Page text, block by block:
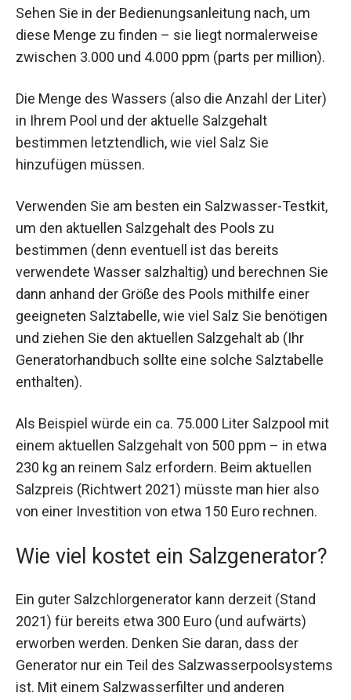
Sehen Sie in der Bedienungsanleitung nach, um
diese Menge zu finden – sie liegt normalerweise
zwischen 3.000 und 4.000 ppm (parts per million).
Die Menge des Wassers (also die Anzahl der Liter)
in Ihrem Pool und der aktuelle Salzgehalt
bestimmen letztendlich, wie viel Salz Sie
hinzufügen müssen.
Verwenden Sie am besten ein Salzwasser-Testkit,
um den aktuellen Salzgehalt des Pools zu
bestimmen (denn eventuell ist das bereits
verwendete Wasser salzhaltig) und berechnen Sie
dann anhand der Größe des Pools mithilfe einer
geeigneten Salztabelle, wie viel Salz Sie benötigen
und ziehen Sie den aktuellen Salzgehalt ab (Ihr
Generatorhandbuch sollte eine solche Salztabelle
enthalten).
Als Beispiel würde ein ca. 75.000 Liter Salzpool mit
einem aktuellen Salzgehalt von 500 ppm – in etwa
230 kg an reinem Salz erfordern. Beim aktuellen
Salzpreis (Richtwert 2021) müsste man hier also
von einer Investition von etwa 150 Euro rechnen.
Wie viel kostet ein Salzgenerator?
Ein guter Salzchlorgenerator kann derzeit (Stand
2021) für bereits etwa 300 Euro (und aufwärts)
erworben werden. Denken Sie daran, dass der
Generator nur ein Teil des Salzwasserpoolsystems
ist. Mit einem Salzwasserfilter und anderen